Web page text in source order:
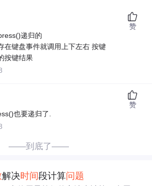
递归的
在键盘事件就调用上下左右 按键
按键结果
赞
也要递归了.
赞
——到底了——
解决时间段计算问题